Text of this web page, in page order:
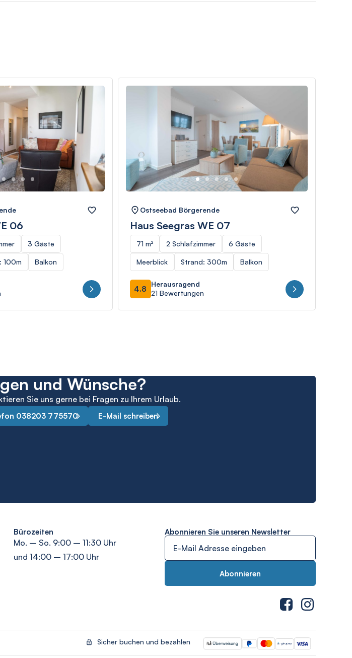
06
3 Gäste
100m Balkon
Ostseebad Börgerende
Haus Seegras WE 07
71 m² 2 Schlafzimmer 6 Gäste
Meerblick Strand: 300m Balkon
4.8
Herausragend
21 Bewertungen
und Wünsche?
Sie uns gerne bei Fragen zu Ihrem Urlaub.
038203 775570 E-Mail schreiben
Bürozeiten
Mo. – So. 9:00 – 11:30 Uhr
und 14:00 – 17:00 Uhr
Abonnieren Sie unseren Newsletter
Sicher buchen und bezahlen